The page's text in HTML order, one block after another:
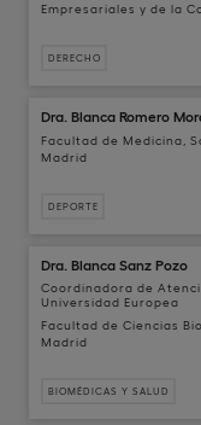
Empresariales y de la
DERECHO
Dra. Blanca Romero
Facultad de Medicina,
Madrid
DEPORTE
Dra. Blanca Sanz Pozo
Coordinadora de
Universidad Europea
Facultad de Ciencias
Madrid
BIOMÉDICAS Y SALUD